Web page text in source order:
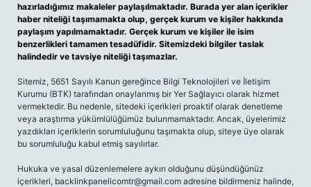
hazırladığımız makaleler paylaşılmaktadır. Burada yer alan içerikler
haber niteliği taşımamakta olup, gerçek kurum ve kişiler hakkında
paylaşım yapılmamaktadır. Gerçek kurum ve kişiler ile isim
benzerlikleri tamamen tesadüfidir. Sitemizdeki bilgiler taslak
halindedir ve tavsiye niteliği taşımazlar.
Sitemiz, 5651 Sayılı Kanun gereğince Bilgi Teknolojileri ve İletişim
Kurumu (BTK) tarafından onaylanmış bir Yer Sağlayıcı olarak hizmet
vermektedir. Bu nedenle, sitedeki içerikleri proaktif olarak denetleme
veya araştırma yükümlülüğümüz bulunmamaktadır. Ancak, üyelerimiz
yazdıkları içeriklerin sorumluluğunu taşımakta olup, siteye üye olarak
bu sorumluluğu kabul etmiş sayılırlar.
Hukuka ve yasal düzenlemelere aykırı olduğunu düşündüğünüz
içerikleri, backlinkpanelicomtr@gmail.com adresine bildirmeniz halinde,